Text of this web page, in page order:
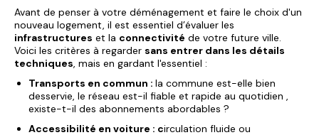
Avant de penser à votre déménagement et faire le choix d'un
nouveau logement, il est essentiel d’évaluer les
infrastructures et la connectivité de votre future ville.
Voici les critères à regarder sans entrer dans les détails
techniques, mais en gardant l'essentiel :
Transports en commun : la commune est-elle bien
desservie, le réseau est-il fiable et rapide au quotidien ,
existe-t-il des abonnements abordables ?
Accessibilité en voiture : circulation fluide ou